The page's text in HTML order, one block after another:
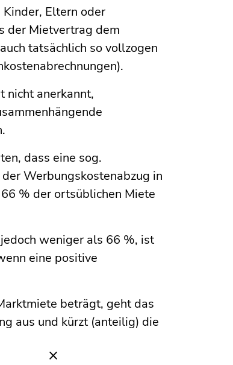
Eltern oder
der Mietvertrag dem
tatsächlich so vollzogen
nicht anerkannt,
dass eine sog.
Werbungskostenabzug in
% der ortsüblichen Miete
weniger als 66 %, ist
eine positive
beträgt, geht das
aus und kürzt (anteilig) die